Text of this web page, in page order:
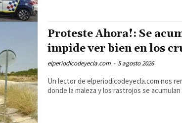
Proteste Ahora!: Se
impide ver bien en los
elperiodicodeyecla.com - 5 agosto 2026
Un lector de elperiodicodeyecla.com nos
donde la maleza y los rastrojos se acumulan